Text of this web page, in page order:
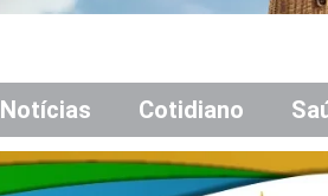
Notícias Cotidiano